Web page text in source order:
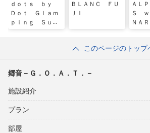
ｄｏｔｓ ｂｙ
Ｄｏｔ Ｇｌａｍ
ｐｉｎｇ Ｓｕｉ
ＢＬＡＮＣ ＦＵ
ＪＩ
ＡＬ
Ｓ ｗ
ＮＡＲ
このページのトップ
郷音－Ｇ．Ｏ．Ａ．Ｔ．－
施設紹介
プラン
部屋